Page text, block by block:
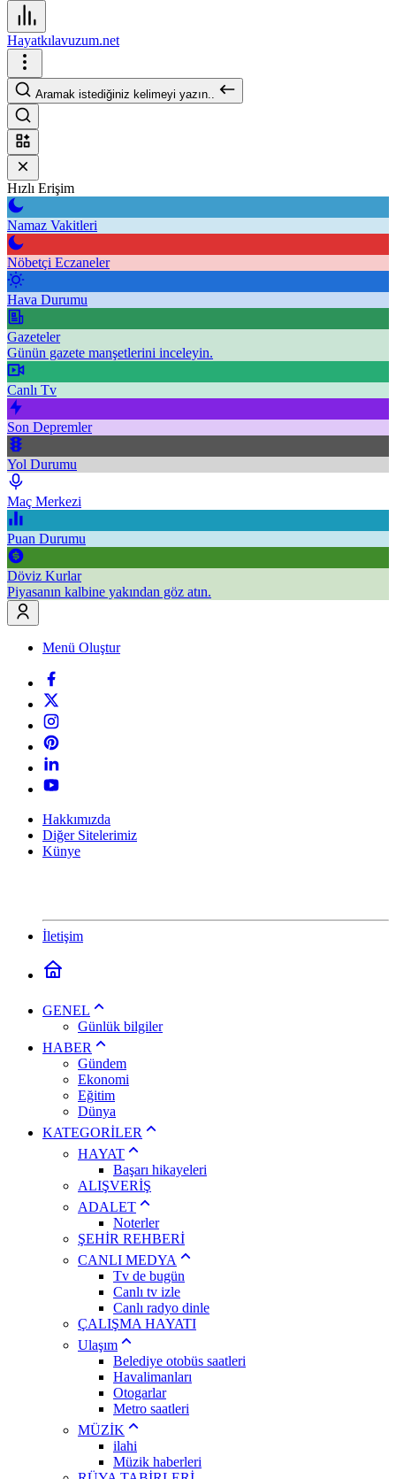
Hayatkılavuzum.net
Aramak istediğiniz kelimeyi yazın..
Hızlı Erişim
Namaz Vakitleri
Nöbetçi Eczaneler
Hava Durumu
Gazeteler
Günün gazete manşetlerini inceleyin.
Canlı Tv
Son Depremler
Yol Durumu
Maç Merkezi
Puan Durumu
Döviz Kurlar
Piyasanın kalbine yakından göz atın.
Menü Oluştur
Hakkımızda
Diğer Sitelerimiz
Künye
İletişim
GENEL
Günlük bilgiler
HABER
Gündem
Ekonomi
Eğitim
Dünya
KATEGORİLER
HAYAT
Başarı hikayeleri
ALIŞVERİŞ
ADALET
Noterler
ŞEHİR REHBERİ
CANLI MEDYA
Tv de bugün
Canlı tv izle
Canlı radyo dinle
ÇALIŞMA HAYATI
Ulaşım
Belediye otobüs saatleri
Havalimanları
Otogarlar
Metro saatleri
MÜZİK
ilahi
Müzik haberleri